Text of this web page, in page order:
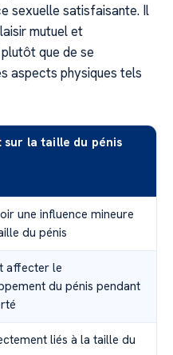
sexuelle satisfaisante. Il
mutuel et
que de se
aspects physiques tels
sur la taille du pénis
une influence mineure
du pénis
affecter le
du pénis pendant
liés à la taille du